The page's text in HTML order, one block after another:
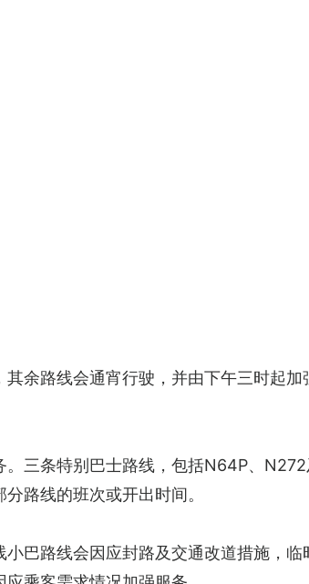
余路线会通宵行驶，并由下午三时起
三条特别巴士路线，包括N64P、
路线的班次或开出时间。
巴路线会因应封路及交通改道措施，